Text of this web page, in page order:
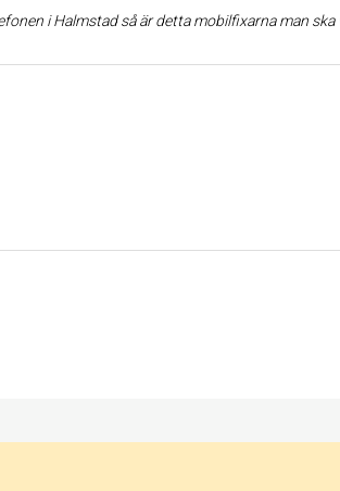
så är detta mobilfixarna man ska välja! Experter på att laga